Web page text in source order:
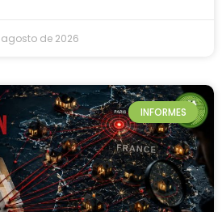
de 2026
INFORMES